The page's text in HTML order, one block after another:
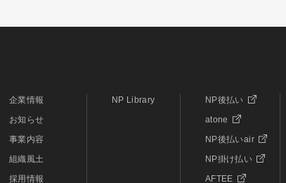
企業情報
お知らせ
事業内容
組織風土
採用情報
NP Library
NP後払い
atone
NP後払いair
NP掛け払い
AFTEE